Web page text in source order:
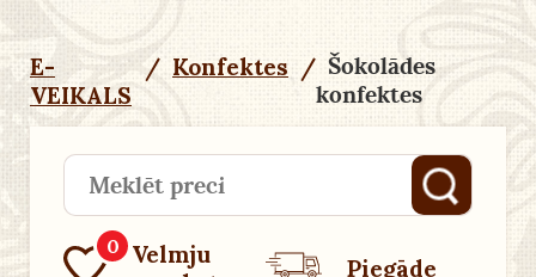
E-
VEIKALS
/ Konfektes / Šokolādes
konfektes
0 Velmju
Piegāde